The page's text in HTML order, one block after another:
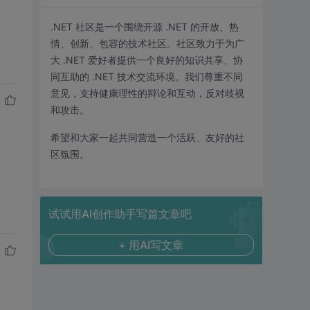
.NET 社区是一个围绕开源 .NET 的开放、热
情、创新、包容的技术社区。社区致力于为广
大 .NET 爱好者提供一个良好的知识共享、协
同互助的 .NET 技术交流环境。我们尊重不同
意见，支持健康理性的辩论和互动，反对歧视
和攻击。
希望和大家一起共同营造一个活跃、友好的社
区氛围。
试试用AI创作助手写篇文章吧
+ 用AI写文章